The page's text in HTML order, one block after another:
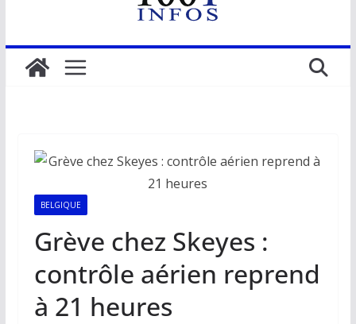
BELGIQUE
Grève chez Skeyes :
contrôle aérien reprend
à 21 heures